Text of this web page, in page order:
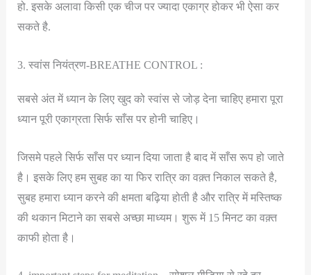
हो. इसके अलावा किसी एक चीज पर ज्यादा एकाग्र होकर भी ऐसा कर
सकते है.
3. स्वांस नियंत्रण-BREATHE CONTROL :
सबसे अंत में ध्यान के लिए खुद को स्वांस से जोड़ देना चाहिए हमारा पूरा
ध्यान पूरी एकाग्रता सिर्फ साँस पर होनी चाहिए।
जिसमे पहले सिर्फ साँस पर ध्यान दिया जाता है बाद में साँस रूप हो जाते
है। इसके लिए हम सुबह का या फिर रात्रि का वक़्त निकाल सकते है,
सुबह हमारा ध्यान करने की क्षमता बढ़िया होती है और रात्रि में मस्तिष्क
की थकान मिटाने का सबसे अच्छा माध्यम। शुरू में 15 मिनट का वक़्त
काफी होता है।